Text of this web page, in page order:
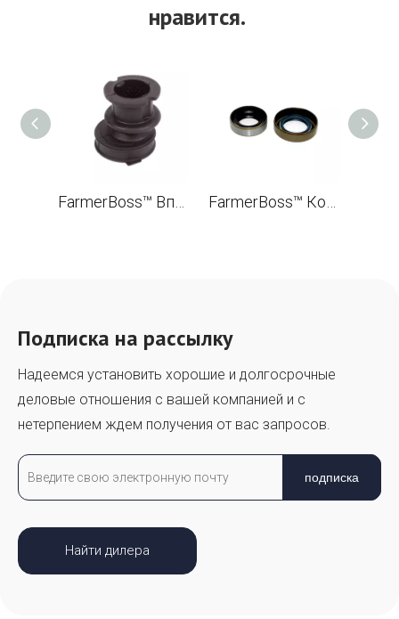
нравится.
Подписка на рассылку
Надеемся установить хорошие и долгосрочные
деловые отношения с вашей компанией и с
нетерпением ждем получения от вас запросов.
подписка
Найти дилера